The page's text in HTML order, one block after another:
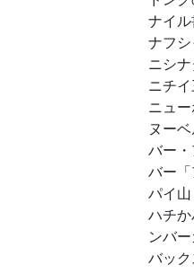
ナイ
ナフシ
ニシ
ニチ
ニュ
ヌー
バー
バー
パイ
ハチ
ンバ
バッ